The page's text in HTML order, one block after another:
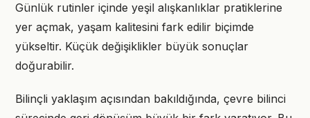
Günlük rutinler içinde yeşil alışkanlıklar pratiklerine
yer açmak, yaşam kalitesini fark edilir biçimde
yükseltir. Küçük değişiklikler büyük sonuçlar
doğurabilir.
Bilinçli yaklaşım açısından bakıldığında, çevre bilinci